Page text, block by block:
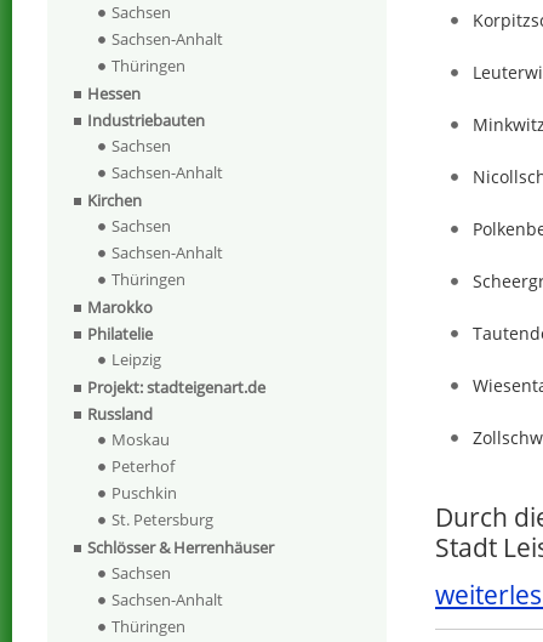
Durch
Stadt
Sachsen
Sachsen-Anhalt
Thüringen
Hessen
Industriebauten
Sachsen
Sachsen-Anhalt
Kirchen
Sachsen
Sachsen-Anhalt
Thüringen
Marokko
Philatelie
Leipzig
Projekt: stadteigenart.de
Russland
Moskau
Peterhof
Puschkin
St. Petersburg
Schlösser & Herrenhäuser
Sachsen
Sachsen-Anhalt
Thüringen